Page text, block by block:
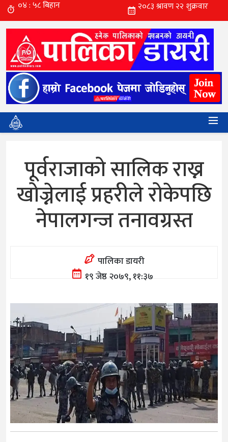
पूर्वराजाको सालिक राख्न
खोज्नेलाई प्रहरीले रोकेपछि
नेपालगन्ज तनावग्रस्त
पालिका डायरी
१९ जेष्ठ २०७९, ११:३७